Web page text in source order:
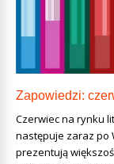
Zapowiedzi:
Czerwiec na rynku
następuje zaraz po
prezentują